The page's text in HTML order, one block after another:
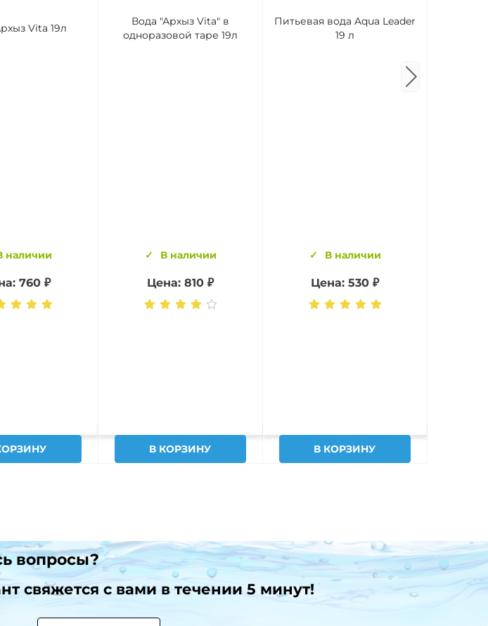
Vita 19л
наличии
760 ₽
Вода "Архыз Vita" в
одноразовой таре 19л
В наличии
Цена: 810 ₽
В КОРЗИНУ
Питьевая вода Aqua Leader
19 л
В наличии
Цена: 530 ₽
В КОРЗИНУ
вопросы?
свяжется с вами в течении 5 минут!